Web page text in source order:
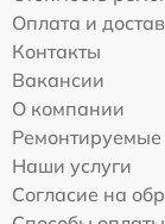
Оплата и
Контакты
Вакансии
О компании
Наши услуги
Согласие на